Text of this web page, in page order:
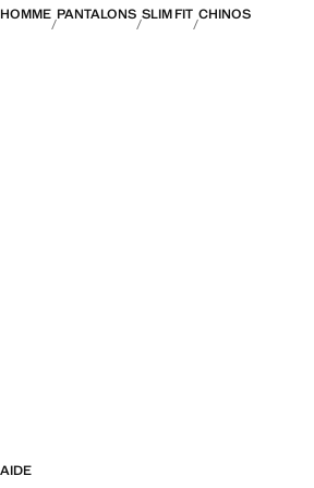
HOMME PANTALONS SLIM FIT CHINOS
AIDE